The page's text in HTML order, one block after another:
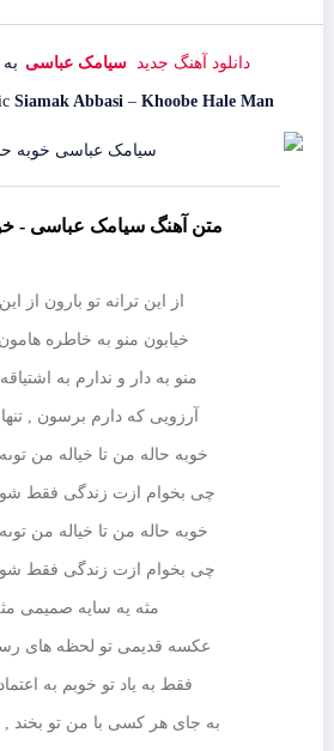
دانلود آهنگ جدید سیامک عباسی
Siamak Abbasi– Khoobe Hale Man
متن آهنگ سیامک عباسی -
از این ترانه تو بارون از
خیابون منو به خاطره
منو به دار و ندارم به
آرزویى که دارم برسون , تنها
خوبه حاله من تا خیاله من
چى بخوام ازت زندگى فقط
خوبه حاله من تا خیاله من
چى بخوام ازت زندگى فقط
مثه یه سایه صمیمى
عکسه قدیمى تو لحظه هاى
فقط به یاد تو خوبم به
به جاى هر کسى با من تو بخند ,